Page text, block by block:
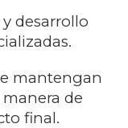
desarrollo
mantengan
de
final.